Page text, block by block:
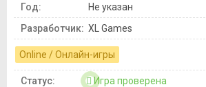
Год:
Не указан
Разработчик: XL Games
Online / Онлайн-игры
Статус: Игра проверена